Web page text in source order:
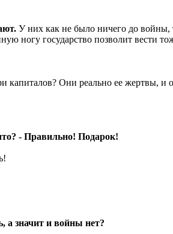
У них как не было ничего до войны,
ногу государство позволит вести
капиталов? Они реально ее жертвы,
- Правильно! Подарок!
а значит и войны нет?